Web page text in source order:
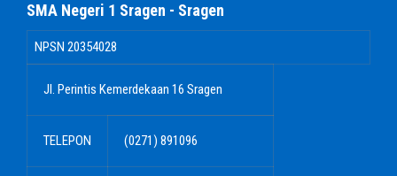
SMA Negeri 1 Sragen - Sragen
NPSN 20354028
Jl. Perintis Kemerdekaan 16 Sragen
TELEPON (0271) 891096